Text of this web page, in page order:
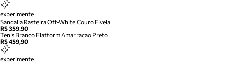
experimente
Sandalia Rasteira Off-White Couro Fivela
R$ 359,90
Tenis Branco Flatform Amarracao Preto
R$ 459,90
experimente